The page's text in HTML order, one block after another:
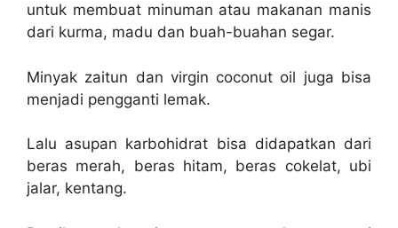
untuk membuat minuman atau makanan manis
dari kurma, madu dan buah-buahan segar.
Minyak zaitun dan virgin coconut oil juga bisa
menjadi pengganti lemak.
Lalu asupan karbohidrat bisa didapatkan dari
beras merah, beras hitam, beras cokelat, ubi
jalar, kentang.